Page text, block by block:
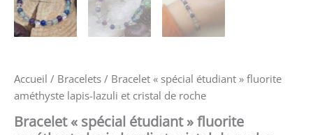
Accueil / Bracelets / Bracelet « spécial étudiant » fluorite
améthyste lapis-lazuli et cristal de roche
Bracelet « spécial étudiant » fluorite